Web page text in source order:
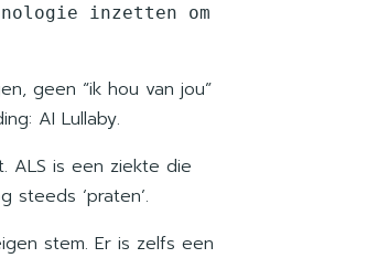
inzetten om
geen “ik hou van jou”
AI Lullaby.
ALS is een ziekte die
steeds ‘praten’.
stem. Er is zelfs een